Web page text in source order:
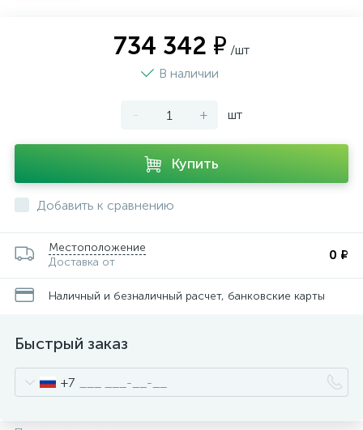
734 342 ₽ /шт
В наличии
- + шт
Купить
Добавить к сравнению
Местоположение
Доставка от
0 ₽
Наличный и безналичный расчет, банковские карты
Быстрый заказ
+7